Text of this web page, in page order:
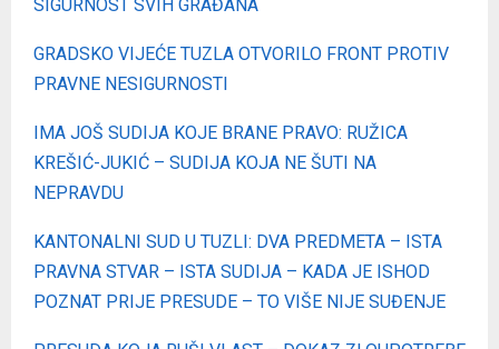
SIGURNOST SVIH GRAĐANA
GRADSKO VIJEĆE TUZLA OTVORILO FRONT PROTIV
PRAVNE NESIGURNOSTI
IMA JOŠ SUDIJA KOJE BRANE PRAVO: RUŽICA
KREŠIĆ-JUKIĆ – SUDIJA KOJA NE ŠUTI NA
NEPRAVDU
KANTONALNI SUD U TUZLI: DVA PREDMETA – ISTA
PRAVNA STVAR – ISTA SUDIJA – KADA JE ISHOD
POZNAT PRIJE PRESUDE – TO VIŠE NIJE SUĐENJE